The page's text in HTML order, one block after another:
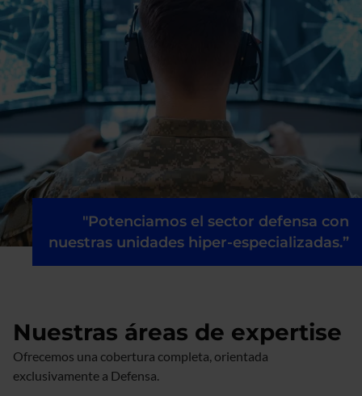
"Potenciamos el sector defensa con
nuestras unidades hiper-especializadas.”
Nuestras áreas de expertise
Ofrecemos una cobertura completa, orientada
exclusivamente a Defensa.